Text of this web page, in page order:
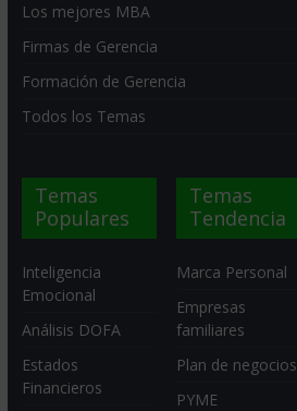
Los mejores MBA
Firmas de Gerencia
Formación de Gerencia
Todos los Temas
Temas
Populares
Inteligencia
Emocional
Análisis DOFA
Estados
Financieros
Temas
Tendencia
Marca Personal
Empresas
familiares
Plan de negocios
PYME